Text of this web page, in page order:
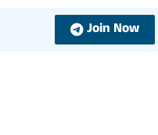
Join Now